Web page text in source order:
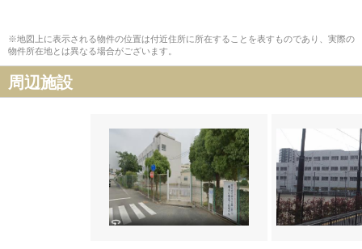
※地図上に表示される物件の位置は付近住所に所在することを表すものであり、実際の
物件所在地とは異なる場合がございます。
周辺施設